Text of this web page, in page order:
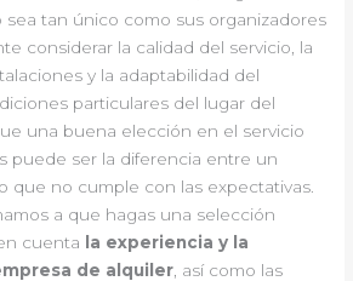
sea tan único como sus organizadores
considerar la calidad del servicio, la
y la adaptabilidad del
particulares del lugar del
una buena elección en el servicio
puede ser la diferencia entre un
que no cumple con las expectativas.
a que hagas una selección
cuenta
la experiencia y la
de alquiler , así como las